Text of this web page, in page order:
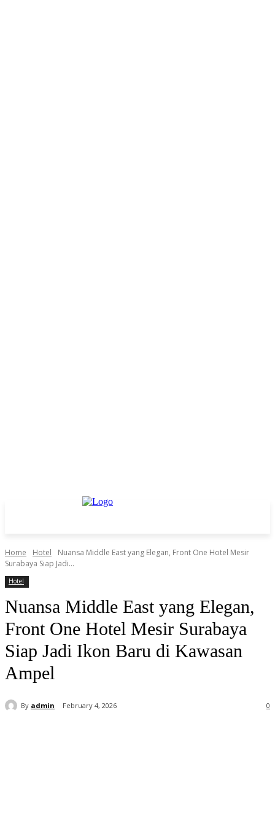
Home Hotel
Nuansa Middle East yang Elegan, Front One Hotel Mesir
Surabaya Siap Jadi...
Hotel
Nuansa Middle East yang Elegan,
Front One Hotel Mesir Surabaya
Siap Jadi Ikon Baru di Kawasan
Ampel
By admin February 4, 2026 0